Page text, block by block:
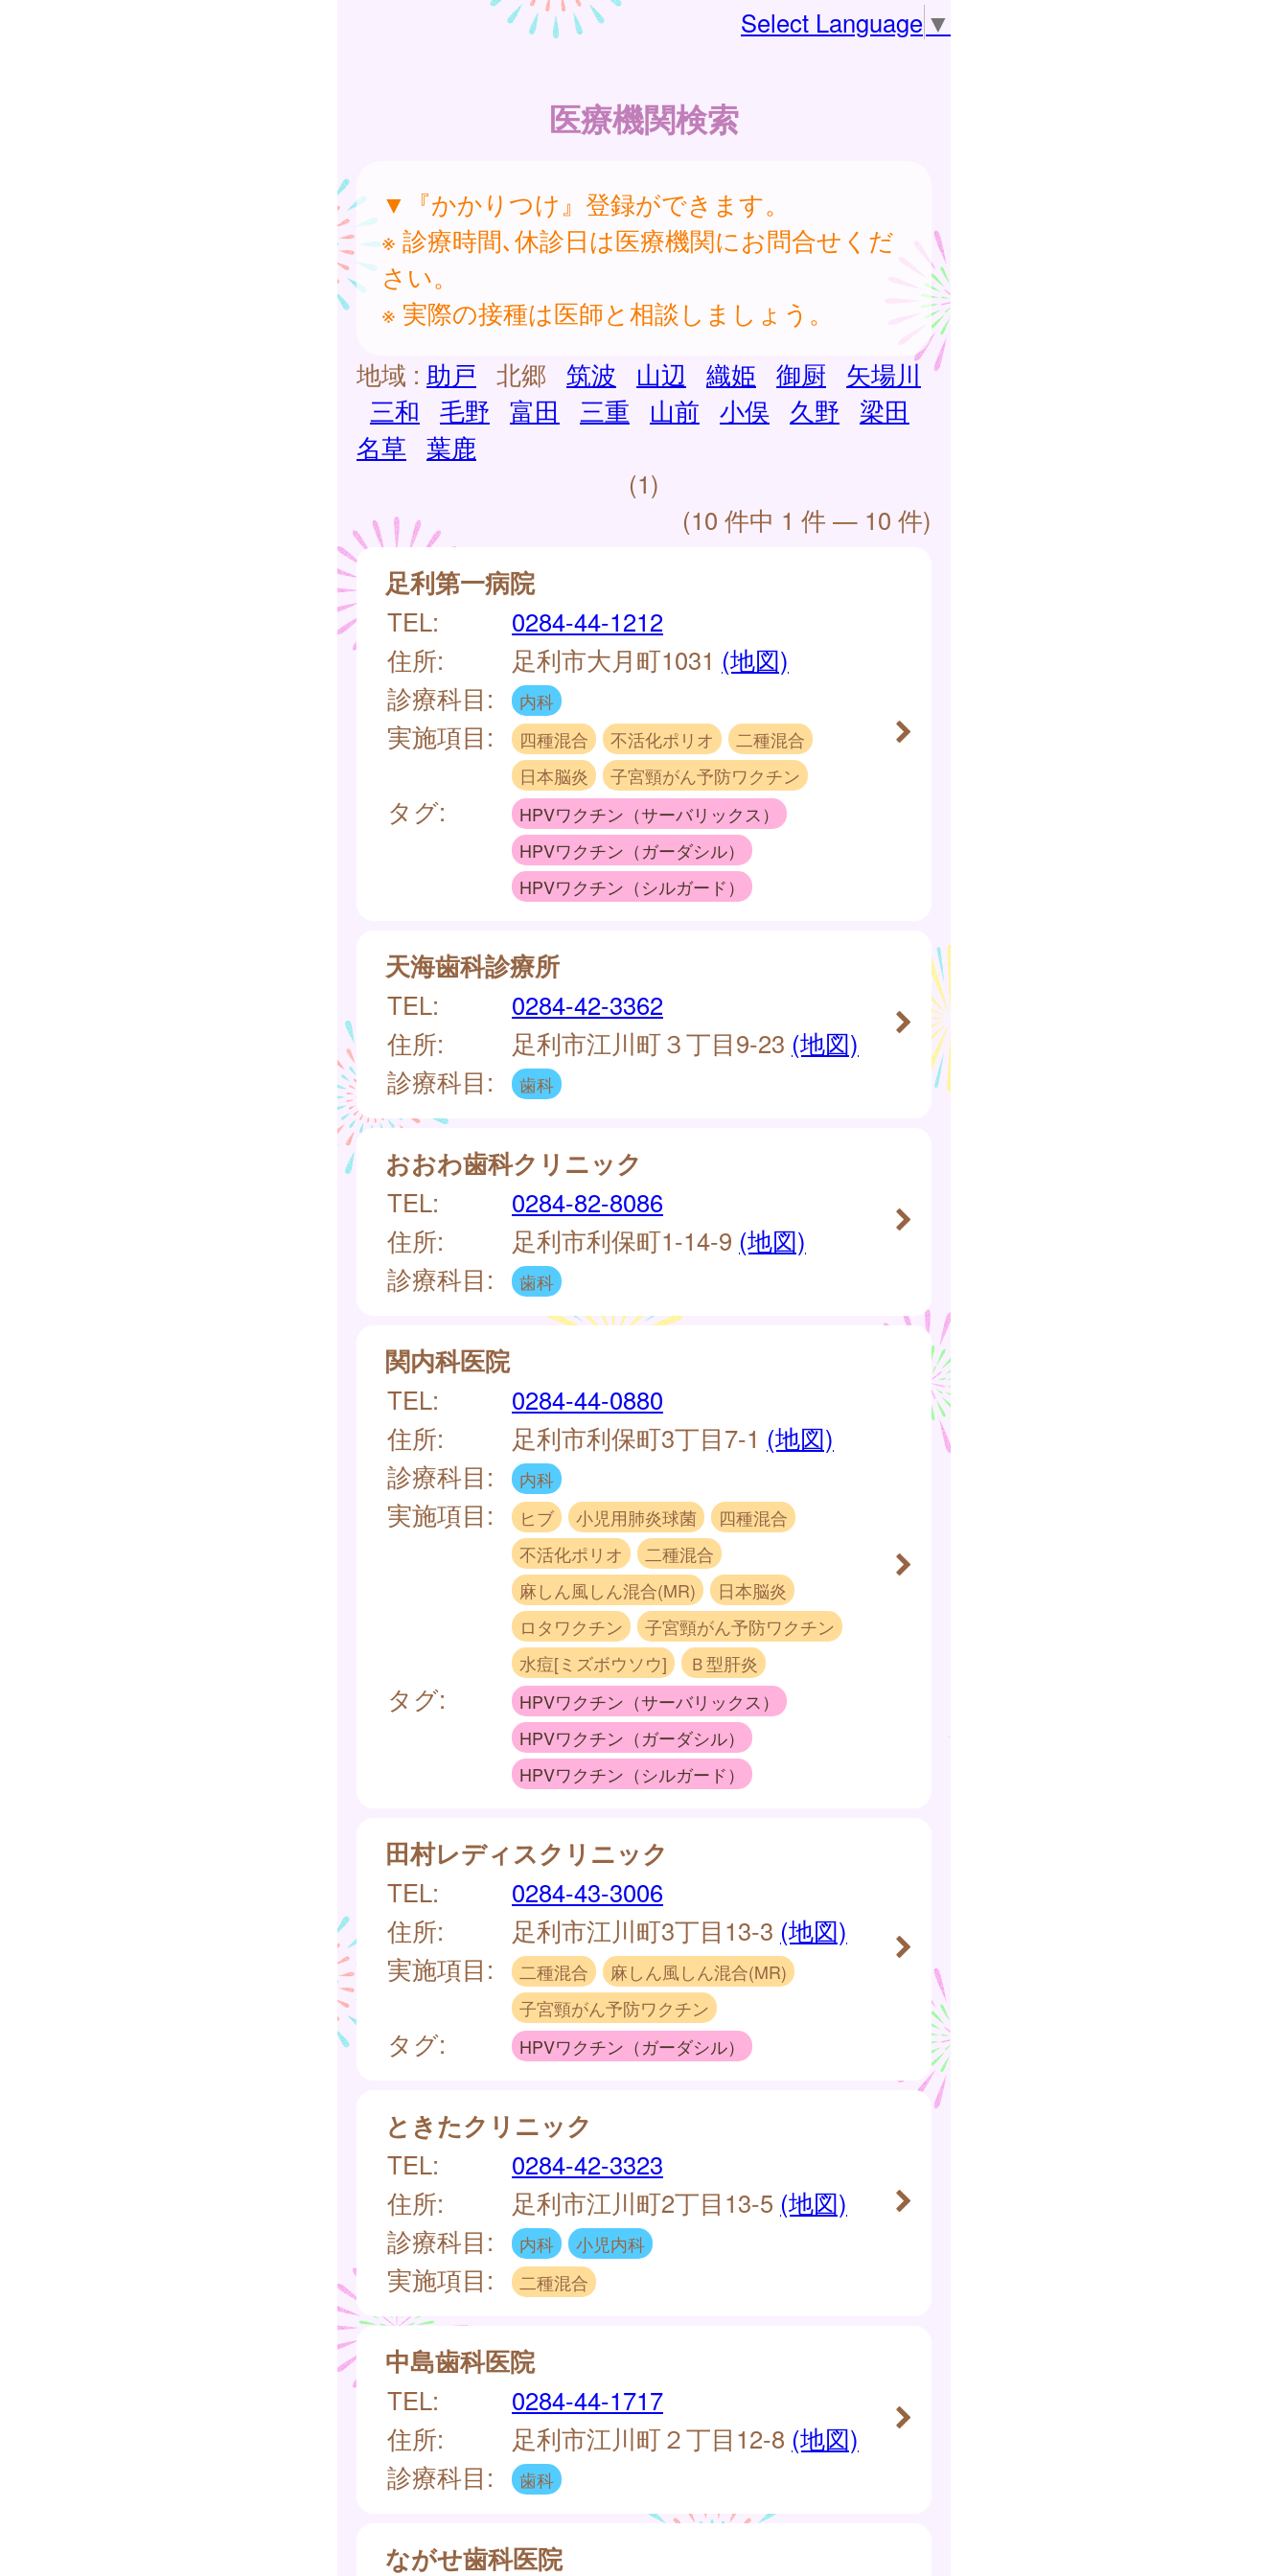
Select Language ▼
医療機関検索
▼『かかりつけ』登録ができます。
※ 診療時間､休診日は医療機関にお問合せくだ
さい。
※ 実際の接種は医師と相談しましょう。
地域 : 助戸 北郷 筑波 山辺 織姫 御厨
矢場川
三和
毛野 富田 三重 山前 小俣 久野
梁田
名草
葉鹿
(1)
(10 件中 1 件 — 10 件)
足利第一病院
TEL:
0284-44-1212
住所:
足利市大月町1031 (地図)
診療科目:
内科
実施項目: 四種混合 不活化ポリオ
二種混合
日本脳炎
子宮頸がん予防ワクチン
タグ:
HPVワクチン（サーバリックス）
HPVワクチン（ガーダシル）
HPVワクチン（シルガード）
天海歯科診療所
TEL:
0284-42-3362
住所:
足利市江川町３丁目9-23 (地図)
診療科目:
歯科
おおわ歯科クリニック
TEL:
0284-82-8086
住所:
足利市利保町1-14-9 (地図)
診療科目:
歯科
関内科医院
TEL:
0284-44-0880
住所:
足利市利保町3丁目7-1 (地図)
診療科目:
内科
実施項目: ヒブ 小児用肺炎球菌
四種混合
不活化ポリオ
二種混合
麻しん風しん混合(MR)
日本脳炎
ロタワクチン
子宮頸がん予防ワクチン
水痘[ミズボウソウ]
Ｂ型肝炎
タグ:
HPVワクチン（サーバリックス）
HPVワクチン（ガーダシル）
HPVワクチン（シルガード）
田村レディスクリニック
TEL:
0284-43-3006
住所:
足利市江川町3丁目13-3 (地図)
実施項目:
二種混合
麻しん風しん混合(MR)
子宮頸がん予防ワクチン
タグ: HPVワクチン（ガーダシル）
ときたクリニック
TEL:
0284-42-3323
住所:
足利市江川町2丁目13-5 (地図)
診療科目:
内科 小児内科
実施項目: 二種混合
中島歯科医院
TEL:
0284-44-1717
住所:
足利市江川町２丁目12-8 (地図)
診療科目:
歯科
ながせ歯科医院